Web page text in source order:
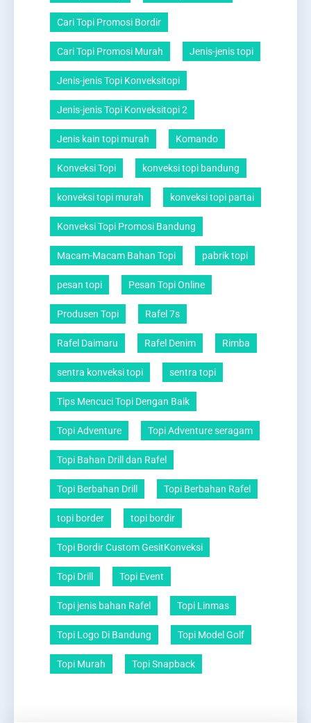
Cari Topi Promosi Bordir
Cari Topi Promosi Murah Jenis-jenis topi
Jenis-jenis Topi Konveksitopi
Jenis-jenis Topi Konveksitopi 2
Jenis kain topi murah Komando
Konveksi Topi konveksi topi bandung
konveksi topi murah konveksi topi partai
Konveksi Topi Promosi Bandung
Macam-Macam Bahan Topi pabrik topi
pesan topi Pesan Topi Online
Produsen Topi Rafel 7s
Rafel Daimaru Rafel Denim Rimba
sentra konveksi topi sentra topi
Tips Mencuci Topi Dengan Baik
Topi Adventure Topi Adventure seragam
Topi Bahan Drill dan Rafel
Topi Berbahan Drill Topi Berbahan Rafel
topi border topi bordir
Topi Bordir Custom GesitKonveksi
Topi Drill Topi Event
Topi jenis bahan Rafel Topi Linmas
Topi Logo Di Bandung Topi Model Golf
Topi Murah Topi Snapback